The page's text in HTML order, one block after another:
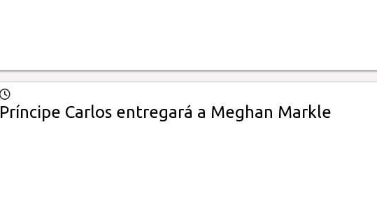
Príncipe Carlos entregará a Meghan Markle